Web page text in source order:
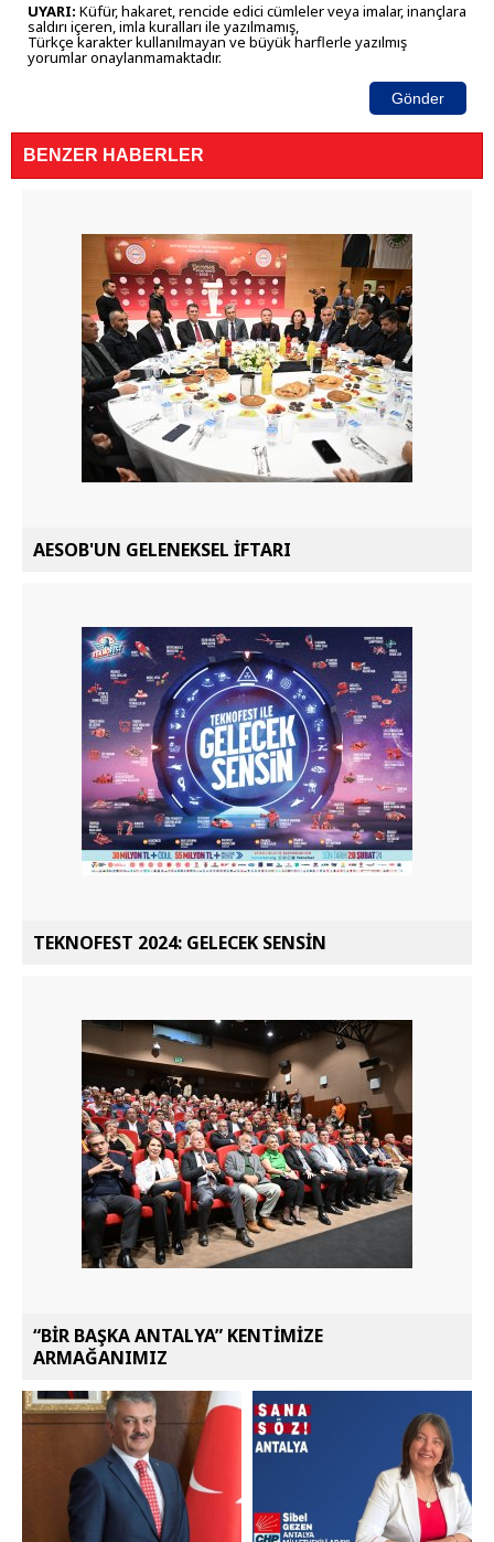
UYARI: Küfür, hakaret, rencide edici cümleler veya imalar, inançlara
saldırı içeren, imla kuralları ile yazılmamış,
Türkçe karakter kullanılmayan ve büyük harflerle yazılmış
yorumlar onaylanmamaktadır.
Gönder
BENZER HABERLER
AESOB'UN GELENEKSEL İFTARI
TEKNOFEST 2024: GELECEK SENSİN
“BİR BAŞKA ANTALYA” KENTİMİZE
ARMAĞANIMIZ